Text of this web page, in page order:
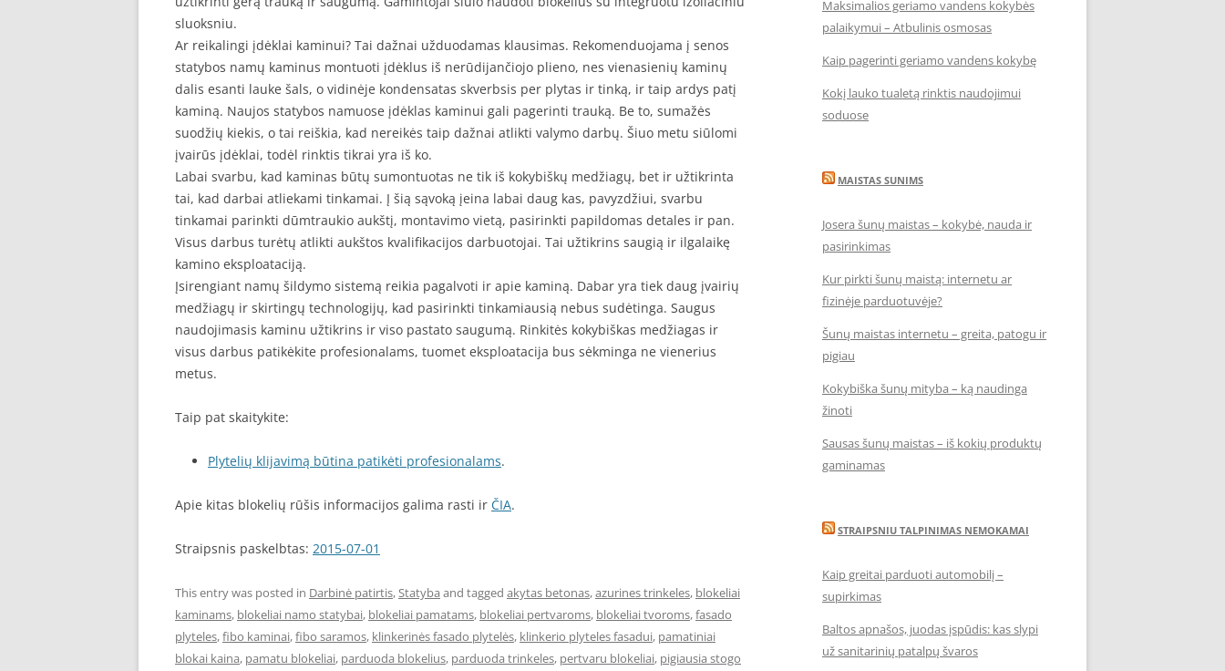
sluoksniu.
Ar reikalingi įdėklai kaminui? Tai dažnai užduodamas klausimas. Rekomenduojama į senos
statybos namų kaminus montuoti įdėklus iš nerūdijančiojo plieno, nes vienasienių kaminų
dalis esanti lauke šals, o vidinėje kondensatas skverbsis per plytas ir tinką, ir taip ardys patį
kaminą. Naujos statybos namuose įdėklas kaminui gali pagerinti trauką. Be to, sumažės
suodžių kiekis, o tai reiškia, kad nereikės taip dažnai atlikti valymo darbų. Šiuo metu siūlomi
įvairūs įdėklai, todėl rinktis tikrai yra iš ko.
Labai svarbu, kad kaminas būtų sumontuotas ne tik iš kokybiškų medžiagų, bet ir užtikrinta
tai, kad darbai atliekami tinkamai. Į šią sąvoką įeina labai daug kas, pavyzdžiui, svarbu
tinkamai parinkti dūmtraukio aukštį, montavimo vietą, pasirinkti papildomas detales ir pan.
Visus darbus turėtų atlikti aukštos kvalifikacijos darbuotojai. Tai užtikrins saugią ir ilgalaikę
kamino eksploataciją.
Įsirengiant namų šildymo sistemą reikia pagalvoti ir apie kaminą. Dabar yra tiek daug įvairių
medžiagų ir skirtingų technologijų, kad pasirinkti tinkamiausią nebus sudėtinga. Saugus
naudojimasis kaminu užtikrins ir viso pastato saugumą. Rinkitės kokybiškas medžiagas ir
visus darbus patikėkite profesionalams, tuomet eksploatacija bus sėkminga ne vienerius
metus.
Taip pat skaitykite:
Plytelių klijavimą būtina patikėti profesionalams.
Apie kitas blokelių rūšis informacijos galima rasti ir ČIA.
Straipsnis paskelbtas: 2015-07-01
This entry was posted in Darbinė patirtis,Statyba and tagged akytas betonas,azurines trinkeles, blokeliai
kaminams, blokeliai namo statybai, blokeliai pamatams, blokeliai pertvaroms, blokeliai tvoroms,fasado
plyteles,fibo kaminai,fibo saramos, klinkerinės fasado plytelės, klinkerio plyteles fasadui, pamatiniai
blokai kaina, pamatu blokeliai, parduoda blokelius, parduoda trinkeles, pertvaru blokeliai, pigiausia stogo
Maksimalios geriamo vandens kokybės
palaikymui – Atbulinis osmosas
Kaip pagerinti geriamo vandens kokybę
Kokį lauko tualetą rinktis naudojimui
soduose
MAISTAS SUNIMS
Josera šunų maistas – kokybė, nauda ir
pasirinkimas
Kur pirkti šunų maistą: internetu ar
fizinėje parduotuvėje?
Šunų maistas internetu – greita, patogu ir
pigiau
Kokybiška šunų mityba – ką naudinga
žinoti
Sausas šunų maistas – iš kokių produktų
gaminamas
STRAIPSNIU TALPINIMAS NEMOKAMAI
Kaip greitai parduoti automobilį –
supirkimas
Baltos apnašos, juodas įspūdis: kas slypi
už sanitarinių patalpų švaros